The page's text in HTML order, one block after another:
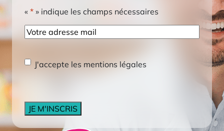
« * » indique les champs nécessaires
E-
mail
RGPD*
J'accepte les mentions légales